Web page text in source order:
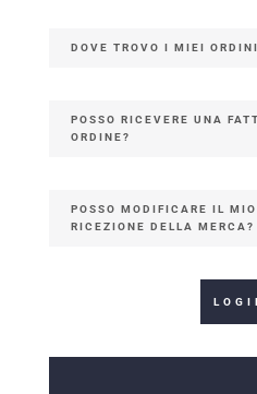
DOVE TROVO I MIEI
POSSO RICEVERE UNA
ORDINE?
POSSO MODIFICARE IL
RICEZIONE DELLA MERCA?